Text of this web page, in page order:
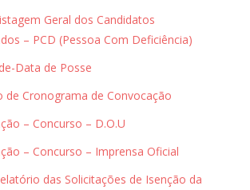
Geral dos Candidatos
– PCD (Pessoa Com Deficiência)
Data de Posse
de Cronograma de Convocação
– Concurso – D.O.U
– Concurso – Imprensa Oficial
das Solicitações de Isenção da